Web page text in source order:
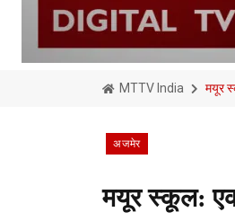
MTTV India मयूर
अजमेर
मयूर स्कूल: एक